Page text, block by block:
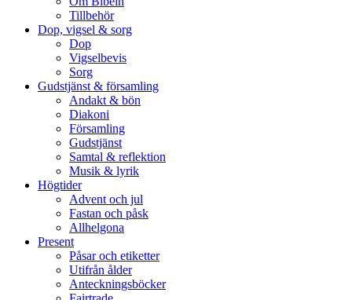
Tillbehör
Dop, vigsel & sorg
Dop
Vigselbevis
Sorg
Gudstjänst & församling
Andakt & bön
Diakoni
Församling
Gudstjänst
Samtal & reflektion
Musik & lyrik
Högtider
Advent och jul
Fastan och påsk
Allhelgona
Present
Påsar och etiketter
Utifrån ålder
Anteckningsböcker